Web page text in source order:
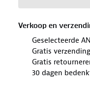
Verkoop en
Geselecteerde
Gratis verzending
Gratis
30 dagen